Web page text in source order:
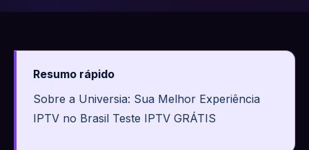
Resumo rápido
Sobre a Universia: Sua Melhor Experiência
IPTV no Brasil Teste IPTV GRÁTIS